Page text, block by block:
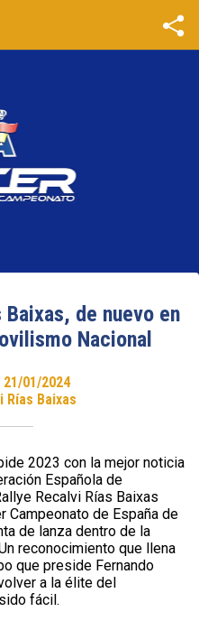
de nuevo en
Nacional
01/2024
Rías Baixas
2023 con la mejor noticia
Española de
Recalvi Rías Baixas
Campeonato de España de
de lanza dentro de la
reconocimiento que llena
que preside Fernando
a la élite del
fácil.